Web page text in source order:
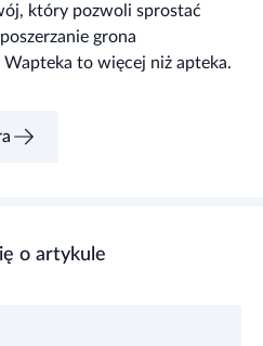
który pozwoli sprostać
grona
to więcej niż apteka.
o artykule